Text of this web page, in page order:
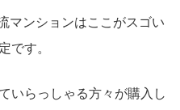
マンションはここがスゴい
です。
らっしゃる方々が購入し